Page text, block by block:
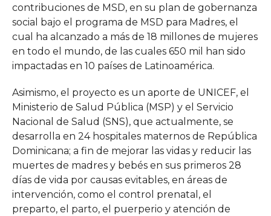
contribuciones de MSD, en su plan de gobernanza
social bajo el programa de MSD para Madres, el
cual ha alcanzado a más de 18 millones de mujeres
en todo el mundo, de las cuales 650 mil han sido
impactadas en 10 países de Latinoamérica.
Asimismo, el proyecto es un aporte de UNICEF, el
Ministerio de Salud Pública (MSP) y el Servicio
Nacional de Salud (SNS), que actualmente, se
desarrolla en 24 hospitales maternos de República
Dominicana; a fin de mejorar las vidas y reducir las
muertes de madres y bebés en sus primeros 28
días de vida por causas evitables, en áreas de
intervención, como el control prenatal, el
preparto, el parto, el puerperio y atención de